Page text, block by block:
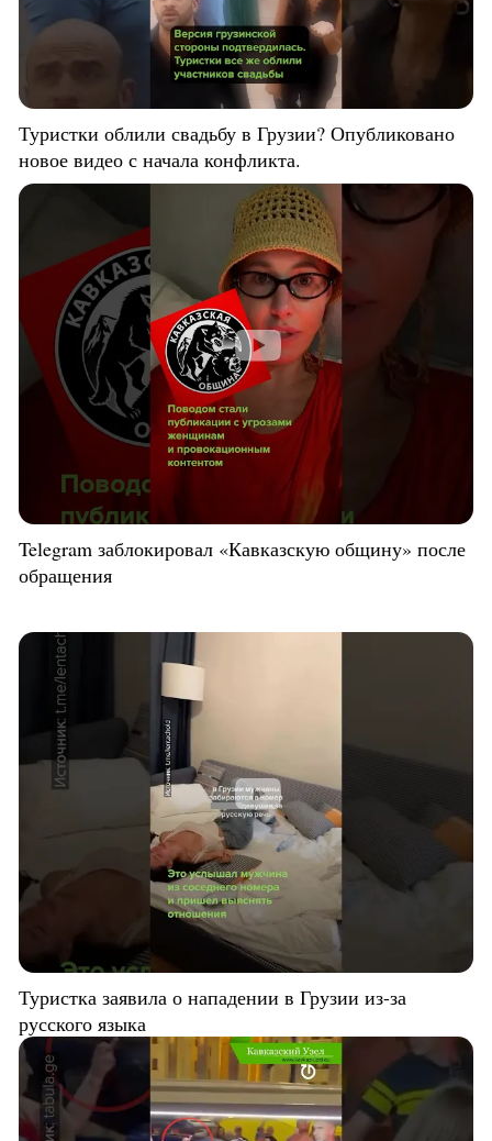
Туристки облили свадьбу в Грузии? Опубликовано
новое видео с начала конфликта.
Telegram заблокировал «Кавказскую общину» после
обращения
Туристка заявила о нападении в Грузии из-за
русского языка